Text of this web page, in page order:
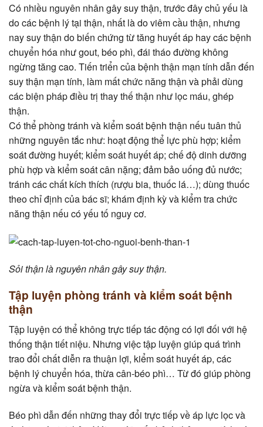
Có nhiều nguyên nhân gây suy thận, trước đây chủ yếu là
do các bệnh lý tại thận, nhất là do viêm cầu thận, nhưng
nay suy thận do biến chứng từ tăng huyết áp hay các bệnh
chuyển hóa như gout, béo phì, đái tháo đường không
ngừng tăng cao. Tiến triển của bệnh thận mạn tính dẫn đến
suy thận mạn tính, làm mất chức năng thận và phải dùng
các biện pháp điều trị thay thế thận như lọc máu, ghép
thận.
Có thể phòng tránh và kiểm soát bệnh thận nếu tuân thủ
những nguyên tắc như: hoạt động thể lực phù hợp; kiểm
soát đường huyết; kiểm soát huyết áp; chế độ dinh dưỡng
phù hợp và kiểm soát cân nặng; đảm bảo uống đủ nước;
tránh các chất kích thích (rượu bia, thuốc lá…); dùng thuốc
theo chỉ định của bác sĩ; khám định kỳ và kiểm tra chức
năng thận nếu có yếu tố nguy cơ.
Sỏi thận là nguyên nhân gây suy thận.
Tập luyện phòng tránh và kiểm soát bệnh
thận
Tập luyện có thể không trực tiếp tác động có lợi đối với hệ
thống thận tiết niệu. Nhưng việc tập luyện giúp quá trình
trao đổi chất diễn ra thuận lợi, kiểm soát huyết áp, các
bệnh lý chuyển hóa, thừa cân-béo phì… Từ đó giúp phòng
ngừa và kiểm soát bệnh thận.
Béo phì dẫn đến những thay đổi trực tiếp về áp lực lọc và